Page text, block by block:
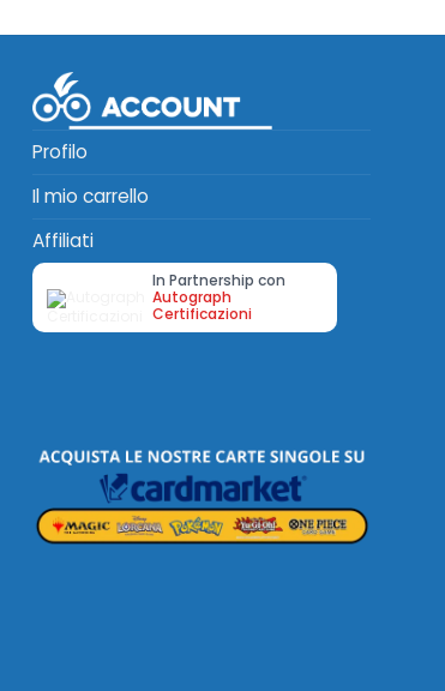
Profilo
Il mio carrello
Affiliati
In Partnership con
Autograph
Certificazioni